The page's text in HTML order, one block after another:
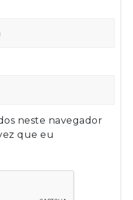
neste navegador
que eu